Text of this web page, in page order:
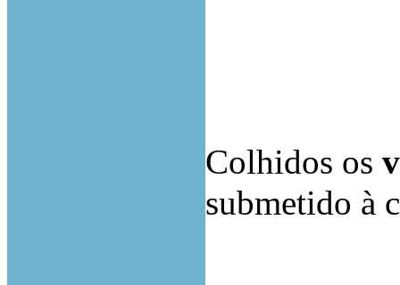
Colhidos os
submetido à